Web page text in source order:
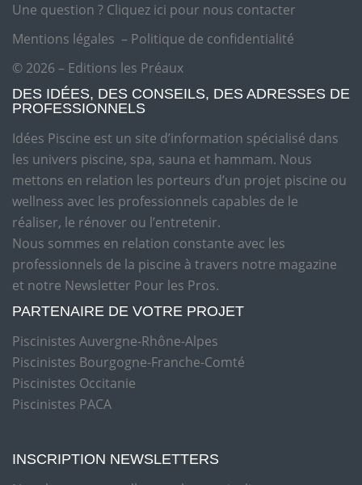
Une question ? Cliquez ici pour nous contacter
Mentions légales – Politique de confidentialité
© 2026 – Editions les Préaux
DES IDÉES, DES CONSEILS, DES ADRESSES DE
PROFESSIONNELS
Idées Piscine est un site d’information spécialisé dans
les univers piscine, spa, sauna et hammam. Nous
mettons en relation les porteurs d’un projet piscine ou
wellness avec les professionnels capables de le
réaliser, le rénover ou l’entretenir.
Nous sommes en relation constante avec les
professionnels de la piscine à travers notre magazine
et notre Newsletter Pour les Pros.
PARTENAIRE DE VOTRE PROJET
Piscinistes Auvergne-Rhône-Alpes
Piscinistes Bourgogne-Franche-Comté
Piscinistes Occitanie
Piscinistes PACA
INSCRIPTION NEWSLETTERS